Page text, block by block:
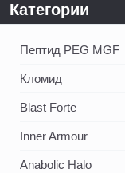
Категории
Пептид PEG MGF
Кломид
Blast Forte
Inner Armour
Anabolic Halo